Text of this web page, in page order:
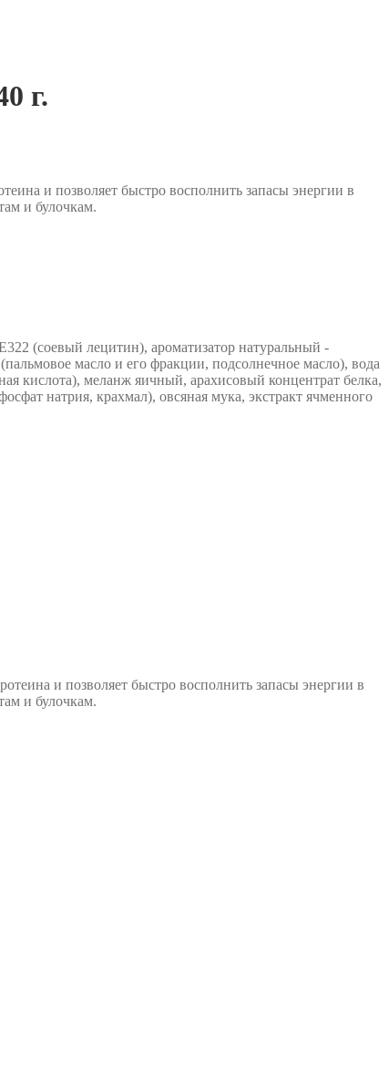
г.
и позволяет быстро восполнить запасы энергии в
и булочкам.
(соевый лецитин), ароматизатор натуральный -
масло и его фракции, подсолнечное масло), вода
кислота), меланж яичный, арахисовый концентрат белка,
натрия, крахмал), овсяная мука, экстракт ячменного
и позволяет быстро восполнить запасы энергии в
и булочкам.